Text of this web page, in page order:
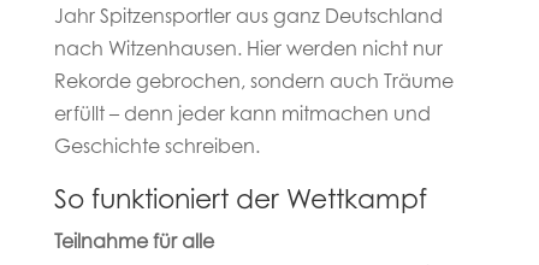
Jahr Spitzensportler aus ganz Deutschland
nach Witzenhausen. Hier werden nicht nur
Rekorde gebrochen, sondern auch Träume
erfüllt – denn jeder kann mitmachen und
Geschichte schreiben.
So funktioniert der Wettkampf
Teilnahme für alle